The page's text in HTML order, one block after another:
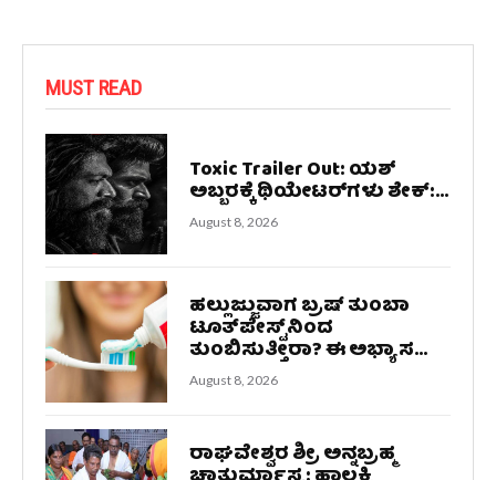
MUST READ
Toxic Trailer Out: ಯಶ್‌
ಅಬ್ಬರಕ್ಕೆ ಥಿಯೇಟರ್‌ಗಳು ಶೇಕ್‌:...
August 8, 2026
ಹಲ್ಲುಜ್ಜುವಾಗ ಬ್ರಷ್‌ ತುಂಬಾ
ಟೂತ್‌ಪೇಸ್ಟ್‌ನಿಂದ
ತುಂಬಿಸುತ್ತೀರಾ? ಈ ಅಭ್ಯಾಸ...
August 8, 2026
ರಾಘವೇಶ್ವರ ಶ್ರೀ ಅನ್ನಬ್ರಹ್ಮ